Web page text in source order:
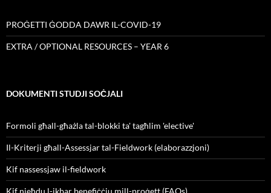
PROĠETTI ĠODDA DAWR IL-COVID-19
EXTRA / OPTIONAL RESOURCES – YEAR 6
DOKUMENTI STUDJI SOĊJALI
Formoli għall-għażla tal-blokki ta' tagħlim 'elective'
Il-Kriterji għall-Assessjar tal-Fieldwork (elaborazzjoni)
Kif nassessjaw il-fieldwork
Kif nieħdu l-ikbar benefiċċju mill-proġett (FAQs)